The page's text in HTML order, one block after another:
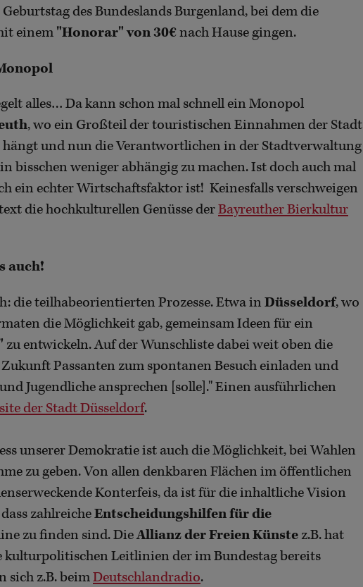
des Bundeslands Burgenland, bei dem die
einem "Honorar" von 30€nach Hause gingen.
alles… Da kann schon mal schnell ein Monopol
, wo ein Großteil der touristischen Einnahmen der Stadt
hängt und nun die Verantwortlichen in der Stadtverwaltung
bisschen weniger abhängig zu machen. Ist doch auch mal
ein echter Wirtschaftsfaktor ist! Keinesfalls verschweigen
die hochkulturellen Genüsse derBayreuther Bierkultur
auch!
die teilhabeorientierten Prozesse. Etwa in Düsseldorf, wo
die Möglichkeit gab, gemeinsam Ideen für ein
zu entwickeln. Auf der Wunschliste dabei weit oben die
Passanten zum spontanen Besuch einladen und
Jugendliche ansprechen [solle]." Einen ausführlichen
der Stadt Düsseldorf.
unserer Demokratie ist auch die Möglichkeit, bei Wahlen
zu geben. Von allen denkbaren Flächen im öffentlichen
Konterfeis, da ist für die inhaltliche Vision
zahlreicheEntscheidungshilfen für die
zu finden sind. DieAllianz der Freien Künste z.B. hat
kulturpolitischen Leitlinien der im Bundestag bereits
sich z.B. beimDeutschlandradio.